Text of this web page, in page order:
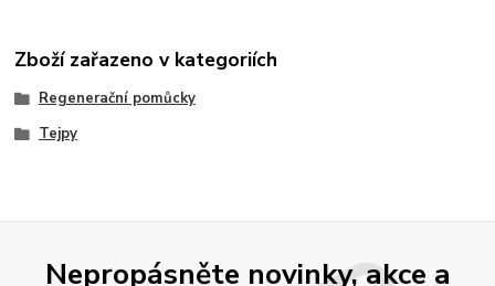
Zboží zařazeno v kategoriích
Regenerační pomůcky
Tejpy
Nepropásněte novinky, akce a